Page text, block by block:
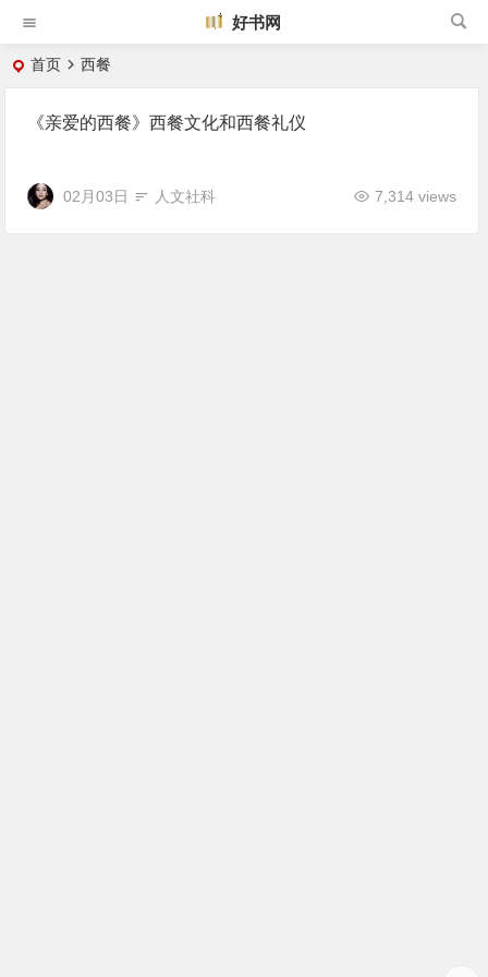
好书网
首页 西餐
《亲爱的西餐》西餐文化和西餐礼仪
02月03日 人文社科 7,314 views